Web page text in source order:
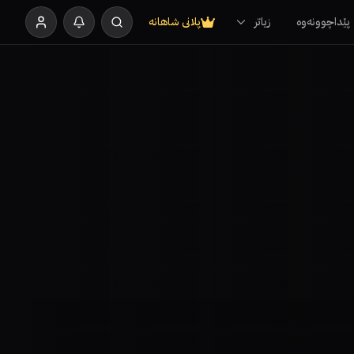
پێداچوونەوە زیاتر پلانی شاهانە